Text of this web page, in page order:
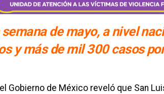
de mayo, a nivel
y más de mil 300 casos
Gobierno de México reveló que San